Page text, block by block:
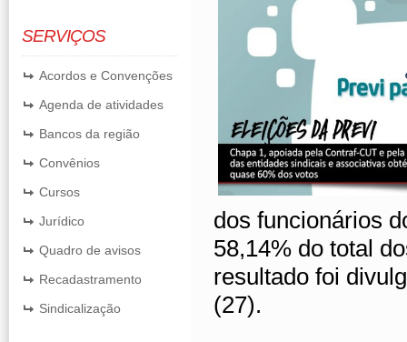
SERVIÇOS
Acordos e Convenções
Agenda de atividades
Bancos da região
Convênios
Cursos
Jurídico
Quadro de avisos
Recadastramento
Sindicalização
dos funcionários
58,14% do total
resultado foi
(27).